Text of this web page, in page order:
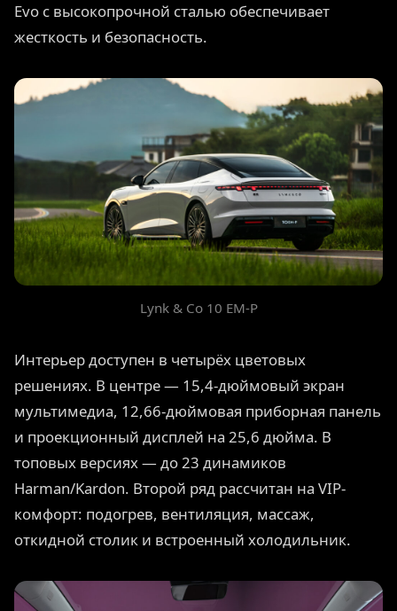
Evo с высокопрочной сталью обеспечивает
жесткость и безопасность.
Lynk & Co 10 EM-P
Интерьер доступен в четырёх цветовых
решениях. В центре — 15,4-дюймовый экран
мультимедиа, 12,66-дюймовая приборная панель
и проекционный дисплей на 25,6 дюйма. В
топовых версиях — до 23 динамиков
Harman/Kardon. Второй ряд рассчитан на VIP-
комфорт: подогрев, вентиляция, массаж,
откидной столик и встроенный холодильник.